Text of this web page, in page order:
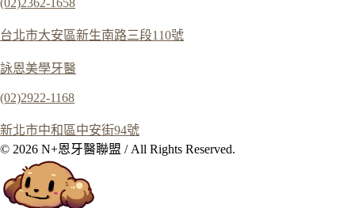
(02)2362-1658
台北市大安區新生南路三段110號
詠恩美學牙醫
(02)2922-1168
新北市中和區中安街94號
© 2026 N+恩牙醫聯盟 / All Rights Reserved.